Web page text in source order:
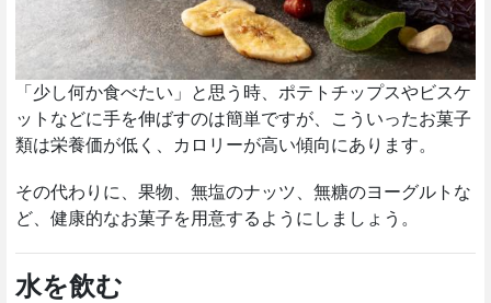
「少し何か食べたい」と思う時、ポテトチップスやビスケ
ットなどに手を伸ばすのは簡単ですが、こういったお菓子
類は栄養価が低く、カロリーが高い傾向にあります。
その代わりに、果物、無塩のナッツ、無糖のヨーグルトな
ど、健康的なお菓子を用意するようにしましょう。
水を飲む